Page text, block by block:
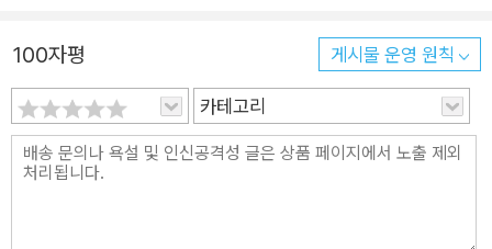
된 모험과 엄마의 변화로 인한 두려움으로부터 놓여난다. 세상의
무게로부터, 시간의 압박으로부터 조바심 나는 순간, 우리 안의
시계탕 안에 앉아 보는 건 어떨까. 녹슨 나사 몇 개는 잠시 빼 두
어도 괜찮다. 불안한 엄마와 시간에 쫓기는 아이. 둘 모두에게 이
완의 시간이 필요한 오늘. 시계탕에 들어가 몸을 푹 담그고 나사
100자평 게시물 운영 원칙
카테고리